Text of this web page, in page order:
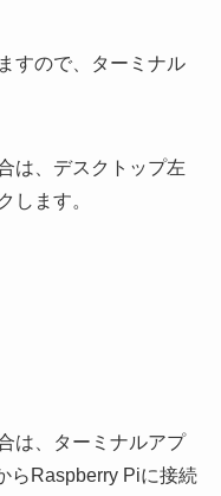
すので、ターミナル
は、デスクトップ左
します。
は、ターミナルアプ
らRaspberry Piに接続